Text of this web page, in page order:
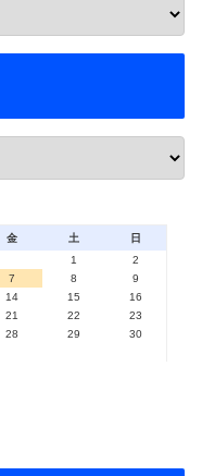
金 土
日
1
2
7 8
9
14 15
16
21 22
23
28 29
30